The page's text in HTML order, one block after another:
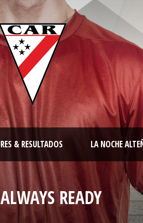
& RESULTADOS LA NOCHE
READY